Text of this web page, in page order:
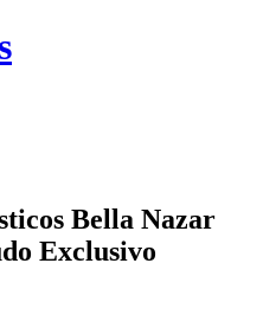
Bella Nazar
Exclusivo